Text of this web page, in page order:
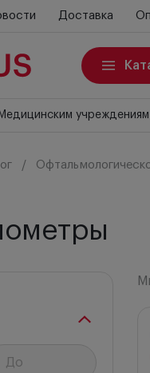
Доставка
Медицинским учреждениям